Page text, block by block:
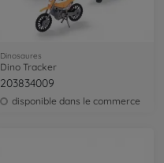
Dinosaures
Dino Tracker
203834009
disponible dans le commerce